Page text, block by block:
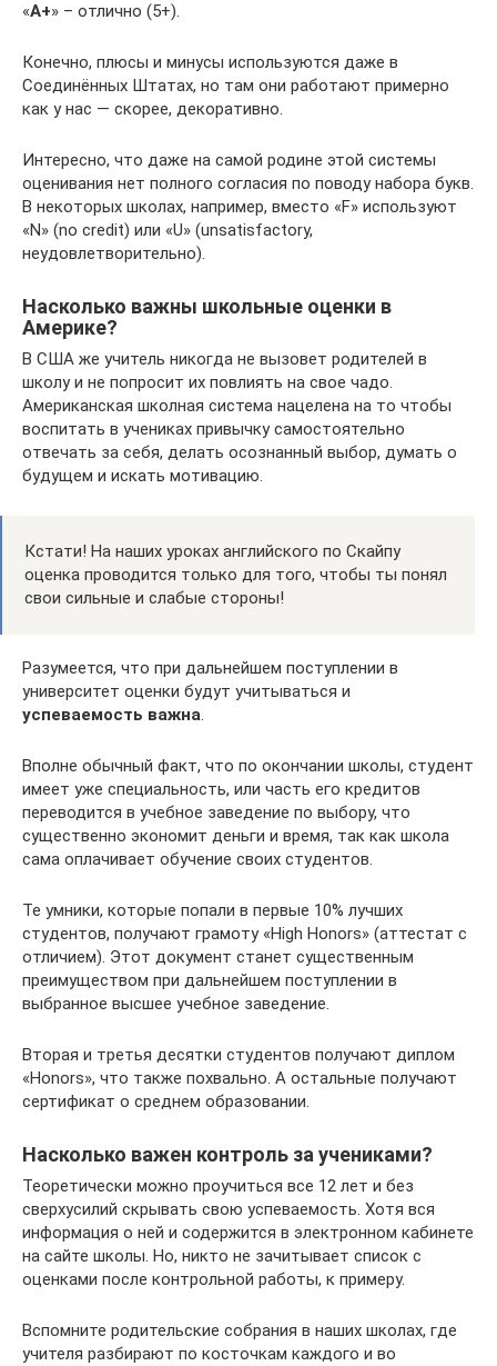
«A+» – отлично (5+).
Конечно, плюсы и минусы используются даже в
Соединённых Штатах, но там они работают примерно
как у нас — скорее, декоративно.
Интересно, что даже на самой родине этой системы
оценивания нет полного согласия по поводу набора букв.
В некоторых школах, например, вместо «F» используют
«N» (no credit) или «U» (unsatisfactory,
неудовлетворительно).
Насколько важны школьные оценки в
Америке?
В США же учитель никогда не вызовет родителей в
школу и не попросит их повлиять на свое чадо.
Американская школная система нацелена на то чтобы
воспитать в учениках привычку самостоятельно
отвечать за себя, делать осознанный выбор, думать о
будущем и искать мотивацию.
Кстати! На наших уроках английского по Скайпу
оценка проводится только для того, чтобы ты понял
свои сильные и слабые стороны!
Разумеется, что при дальнейшем поступлении в
университет оценки будут учитываться и
успеваемость важна.
Вполне обычный факт, что по окончании школы, студент
имеет уже специальность, или часть его кредитов
переводится в учебное заведение по выбору, что
существенно экономит деньги и время, так как школа
сама оплачивает обучение своих студентов.
Те умники, которые попали в первые 10% лучших
студентов, получают грамоту «High Honors» (аттестат с
отличием). Этот документ станет существенным
преимуществом при дальнейшем поступлении в
выбранное высшее учебное заведение.
Вторая и третья десятки студентов получают диплом
«Honors», что также похвально. А остальные получают
сертификат о среднем образовании.
Насколько важен контроль за учениками?
Теоретически можно проучиться все 12 лет и без
сверхусилий скрывать свою успеваемость. Хотя вся
информация о ней и содержится в электронном кабинете
на сайте школы. Но, никто не зачитывает список с
оценками после контрольной работы, к примеру.
Вспомните родительские собрания в наших школах, где
учителя разбирают по косточкам каждого и во